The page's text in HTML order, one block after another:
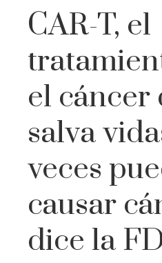
CAR-T, el
el cáncer
salva
veces
causar
dice la